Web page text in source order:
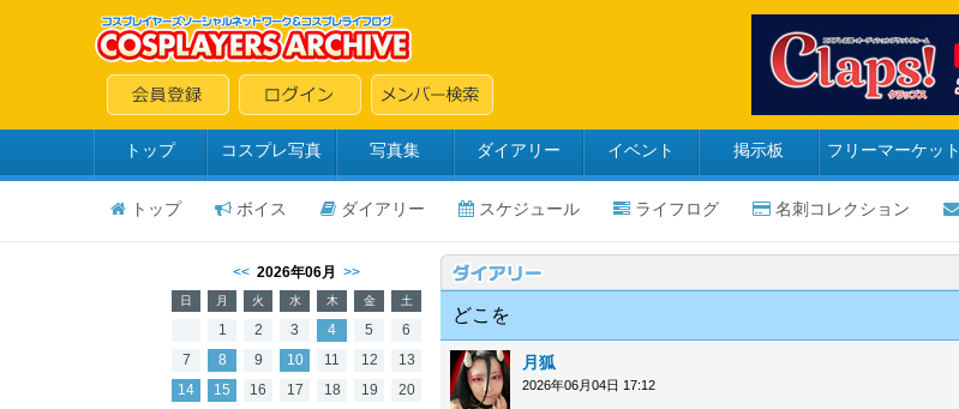
トップ コスプレ写真 写真集 ダイアリー イベント 掲示板 フリーマーケット
トップ ボイス ダイアリー スケジュール ライフログ 名刺コレクション
<< 2026年06月 >>
日 月 火 水 木 金 土
1 2 3 4 5
6
7
8 9 10 11 12
13
14
15 16 17 18 19
20
どこを
月狐
2026年06月04日 17:12